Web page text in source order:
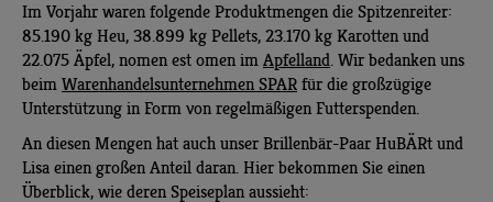
Im Vorjahr waren folgende Produktmengen die Spitzenreiter:
85.190 kg Heu, 38.899 kg Pellets, 23.170 kg Karotten und
22.075 Äpfel, nomen est omen im Apfelland. Wir bedanken uns
beim Warenhandelsunternehmen SPAR für die großzügige
Unterstützung in Form von regelmäßigen Futterspenden.
An diesen Mengen hat auch unser Brillenbär-Paar HuBÄRt und
Lisa einen großen Anteil daran. Hier bekommen Sie einen
Überblick, wie deren Speiseplan aussieht: